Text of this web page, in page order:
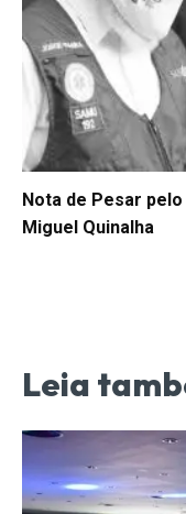
Nota de Pesar
Miguel Quinalha
Leia